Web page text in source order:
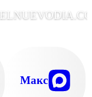
Макс